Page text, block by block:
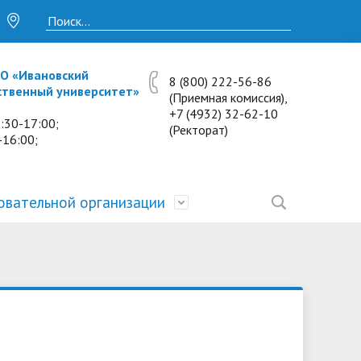
«Ивановский
университет»
17:00;
8 (800) 222-56-86
(Приемная комиссия),
+7 (4932) 32-62-10
(Ректорат)
• Научные журналы
• Разбор олимпиадных заданий
• Иностранным студентам
организации
и
• Материально-техническое